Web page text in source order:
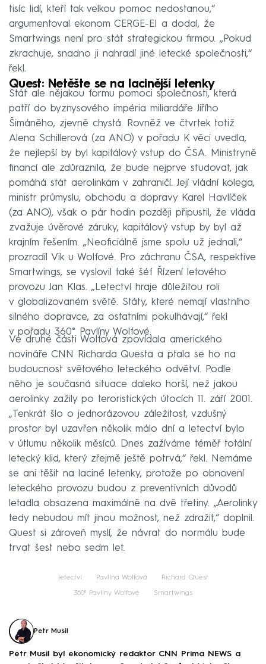
tisíc lidí, kteří tak velkou pomoc nedostanou,“
argumentoval ekonom CERGE-EI a dodal, že
Smartwings není pro stát strategickou firmou. „Pokud
zkrachuje, snadno ji nahradí jiné letecké společnosti,“
řekl.
Quest: Netěšte se na lacinější letenky
Stát ale nějakou formu pomoci společnosti, která
patří do byznysového impéria miliardáře Jiřího
Šimáněho, zjevně chystá. Rovněž ve čtvrtek totiž
Alena Schillerová (za ANO) v pořadu K věci uvedla,
že nejlepší by byl kapitálový vstup do ČSA. Ministryně
financí ale zdůraznila, že bude nejprve studovat, jak
pomáhá stát aerolinkám v zahraničí. Její vládní kolega,
ministr průmyslu, obchodu a dopravy Karel Havlíček
(za ANO), však o pár hodin později připustil, že vláda
zvažuje úvěrové záruky, kapitálový vstup by byl až
krajním řešením. „Neoficiálně jsme spolu už jednali,“
prozradil Vik u Wolfové. Pro záchranu ČSA, respektive
Smartwings, se vyslovil také šéf Řízení letového
provozu Jan Klas. „Letectví hraje důležitou roli
v globalizovaném světě. Státy, které nemají vlastního
silného dopravce, za ostatními pokulhávají,“ řekl
v pořadu 360° Pavlíny Wolfové.
Ve druhé části Wolfová zpovídala amerického
novináře CNN Richarda Questa a ptala se ho na
budoucnost světového leteckého odvětví. Podle
něho je současná situace daleko horší, než jakou
aerolinky zažily po teroristických útocích 11. září 2001.
„Tenkrát šlo o jednorázovou záležitost, vzdušný
prostor byl uzavřen několik málo dní a letectví bylo
v útlumu několik měsíců. Dnes zažíváme téměř totální
letecký klid, který zřejmě ještě potrvá,“ řekl. Nemáme
se ani těšit na laciné letenky, protože po obnovení
leteckého provozu budou z preventivních důvodů
letadla obsazena maximálně na dvě třetiny. „Aerolinky
tedy nebudou mít jinou možnost, než zdražit,“ doplnil.
Quest si zároveň myslí, že návrat do normálu bude
trvat šest nebo sedm let.
letectví Pavlína Wolfová Richard Quest
360⁰ Pavlíny Wolfové Smartwings
Petr Musil
Petr Musil byl ekonomický redaktor CNN Prima NEWS a